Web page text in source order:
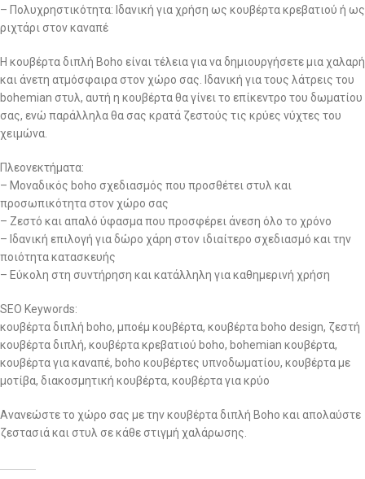
– Πολυχρηστικότητα: Ιδανική για χρήση ως κουβέρτα κρεβατιού ή ως
ριχτάρι στον καναπέ
Η κουβέρτα διπλή Boho είναι τέλεια για να δημιουργήσετε μια χαλαρή
και άνετη ατμόσφαιρα στον χώρο σας. Ιδανική για τους λάτρεις του
bohemian στυλ, αυτή η κουβέρτα θα γίνει το επίκεντρο του δωματίου
σας, ενώ παράλληλα θα σας κρατά ζεστούς τις κρύες νύχτες του
χειμώνα.
Πλεονεκτήματα:
– Μοναδικός boho σχεδιασμός που προσθέτει στυλ και
προσωπικότητα στον χώρο σας
– Ζεστό και απαλό ύφασμα που προσφέρει άνεση όλο το χρόνο
– Ιδανική επιλογή για δώρο χάρη στον ιδιαίτερο σχεδιασμό και την
ποιότητα κατασκευής
– Εύκολη στη συντήρηση και κατάλληλη για καθημερινή χρήση
SEO Keywords:
κουβέρτα διπλή boho, μποέμ κουβέρτα, κουβέρτα boho design, ζεστή
κουβέρτα διπλή, κουβέρτα κρεβατιού boho, bohemian κουβέρτα,
κουβέρτα για καναπέ, boho κουβέρτες υπνοδωματίου, κουβέρτα με
μοτίβα, διακοσμητική κουβέρτα, κουβέρτα για κρύο
Ανανεώστε το χώρο σας με την κουβέρτα διπλή Boho και απολαύστε
ζεστασιά και στυλ σε κάθε στιγμή χαλάρωσης.